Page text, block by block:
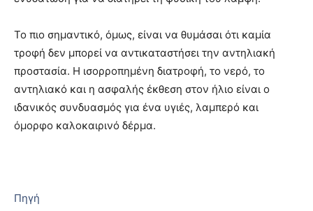
Το πιο σημαντικό, όμως, είναι να θυμάσαι ότι καμία
τροφή δεν μπορεί να αντικαταστήσει την αντηλιακή
προστασία. Η ισορροπημένη διατροφή, το νερό, το
αντηλιακό και η ασφαλής έκθεση στον ήλιο είναι ο
ιδανικός συνδυασμός για ένα υγιές, λαμπερό και
όμορφο καλοκαιρινό δέρμα.
Πηγή